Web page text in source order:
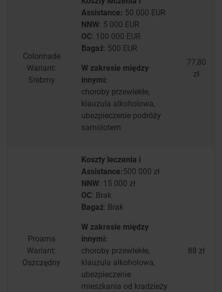
Colonnade
Wariant:
Srebrny
Assistance: 50 000 EUR
NNW: 5 000 EUR
OC: 100 000 EUR
Bagaż: 500 EUR
W zakresie między
innymi:
choroby przewlekłe,
klauzula alkoholowa,
ubezpieczenie podróży
samolotem
77,80
zł
Proama
Wariant:
Oszczędny
Koszty leczenia i
Assistance:500 000 zł
NNW: 15 000 zł
OC: Brak
Bagaż: Brak
W zakresie między
innymi:
choroby przewlekłe,
klauzula alkoholowa,
ubezpieczenie
mieszkania od kradzieży
88 zł